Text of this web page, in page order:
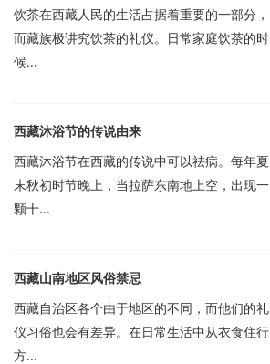
饮茶在西藏人民的生活占据着重要的一部分，
而藏族极讲究饮茶的礼仪。日常家庭饮茶的时
候...
西藏沐浴节的传说由来
西藏沐浴节在西藏的传说中可以祛病。每年夏
末秋初时节晚上，当拉萨东南地上空，出现一
颗十...
西藏山南地区风俗禁忌
西藏自治区各个由于地区的不同，而他们的礼
仪习俗也会有差异。在日常生活中从衣食住行
方...